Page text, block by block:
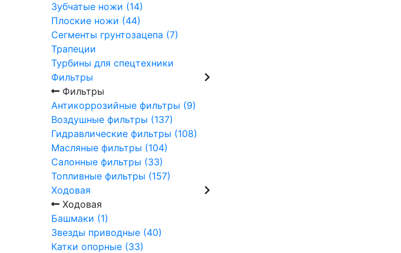
Зубчатые ножи (14)
Плоские ножи (44)
Сегменты грунтозацепа (7)
Трапеции
Турбины для спецтехники
Фильтры
Фильтры
Антикоррозийные фильтры (9)
Воздушные фильтры (137)
Гидравлические фильтры (108)
Масляные фильтры (104)
Салонные фильтры (33)
Топливные фильтры (157)
Ходовая
Ходовая
Башмаки (1)
Звезды приводные (40)
Катки опорные (33)